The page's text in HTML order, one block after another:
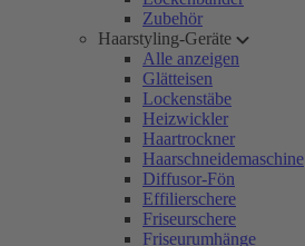
Zubehör
Haarstyling-Geräte
Alle anzeigen
Glätteisen
Lockenstäbe
Heizwickler
Haartrockner
Haarschneidemaschine
Diffusor-Fön
Effilierschere
Friseurschere
Friseurumhänge